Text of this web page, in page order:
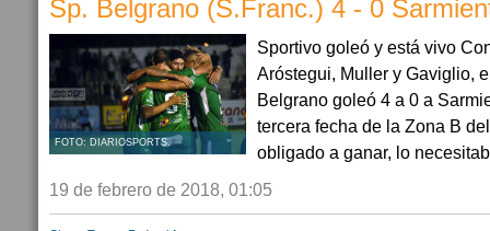
Sp. Belgrano (S.Franc.) 4 - 0
FOTO: DIARIOSPORTS.
Sportivo goleó y está vivo
Aróstegui, Muller y Gaviglio,
Belgrano goleó 4 a 0 a
tercera fecha de la Zona B
obligado a ganar, lo
19 de febrero de 2018, 01:05